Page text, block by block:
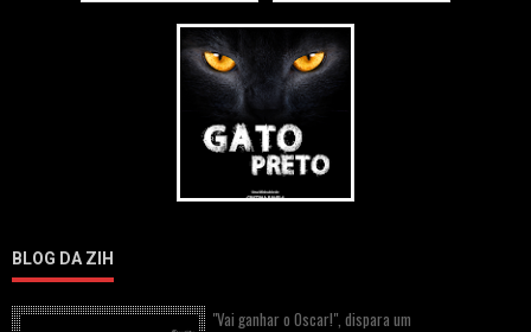
BLOG DA ZIH
"Vai ganhar o Oscar!", dispara um